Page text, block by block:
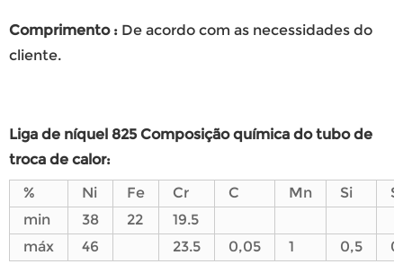
Comprimento : De acordo com as necessidades do
cliente.
Liga de níquel 825 Composição química do tubo de
troca de calor:
%
Ni Fe Cr C Mn Si
S
min
38 22
19.5
máx
46 23.5 0,05 1 0,5